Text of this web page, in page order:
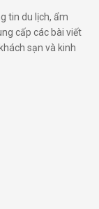
tin du lịch, ẩm
cấp các bài viết
sạn và kinh